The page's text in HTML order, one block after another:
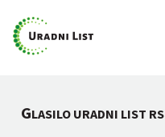
GLASILO URADNI LIST RS